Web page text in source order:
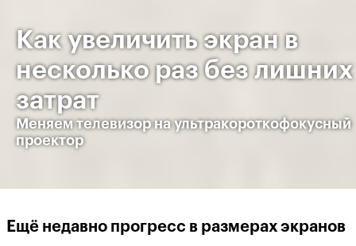
Как увеличить экран в
несколько раз без лишних
затрат
Меняем телевизор на ультракороткофокусный
проектор
Ещё недавно прогресс в размерах экранов